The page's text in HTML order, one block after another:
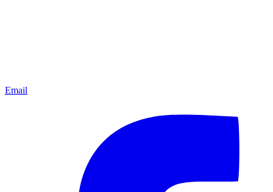
Email